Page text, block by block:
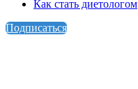
Как стать диетологом
Подписаться